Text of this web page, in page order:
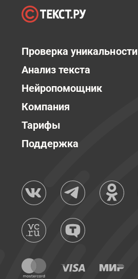
Проверка уникальности
Анализ текста
Нейропомощник
Компания
Тарифы
Поддержка